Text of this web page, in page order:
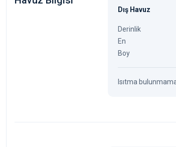
Dış Havuz
Derinlik
En
Boy
Isıtma